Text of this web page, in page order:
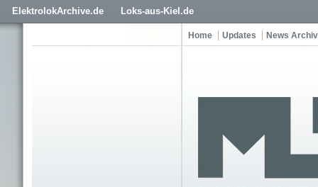
ElektrolokArchive.de Loks-aus-Kiel.de
Home Updates News Archiv